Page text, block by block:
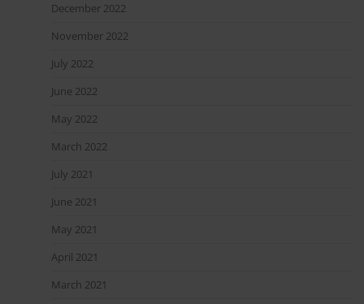
December 2022
November 2022
July 2022
June 2022
May 2022
March 2022
July 2021
June 2021
May 2021
April 2021
March 2021